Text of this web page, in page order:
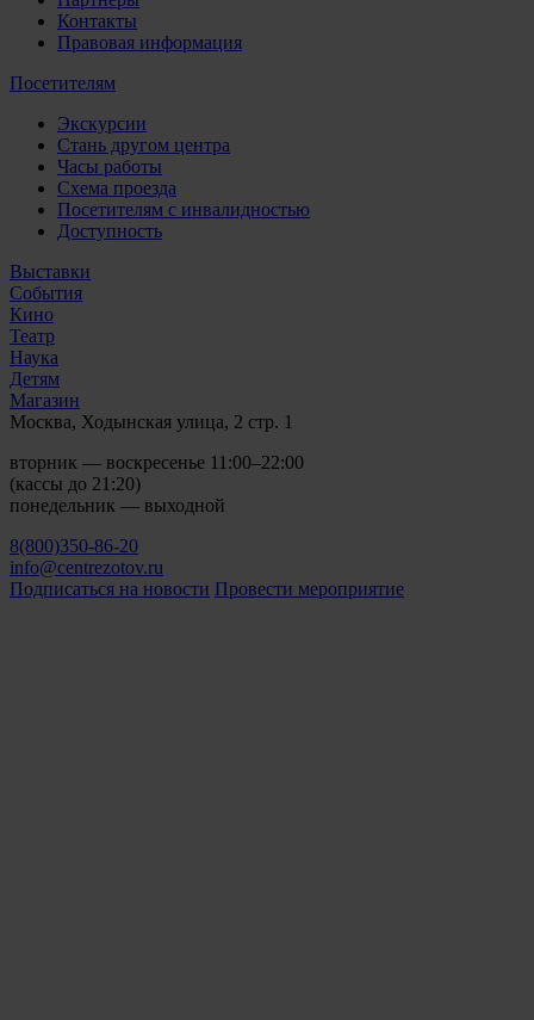
Контакты
Правовая информация
Посетителям
Экскурсии
Стань другом центра
Часы работы
Схема проезда
Посетителям с инвалидностью
Доступность
Выставки
События
Кино
Театр
Наука
Детям
Магазин
Москва, Ходынская улица, 2 стр. 1
вторник — воскресенье 11:00–22:00
(кассы до 21:20)
понедельник — выходной
8(800)350-86-20
info@centrezotov.ru
Подписаться на новости Провести мероприятие